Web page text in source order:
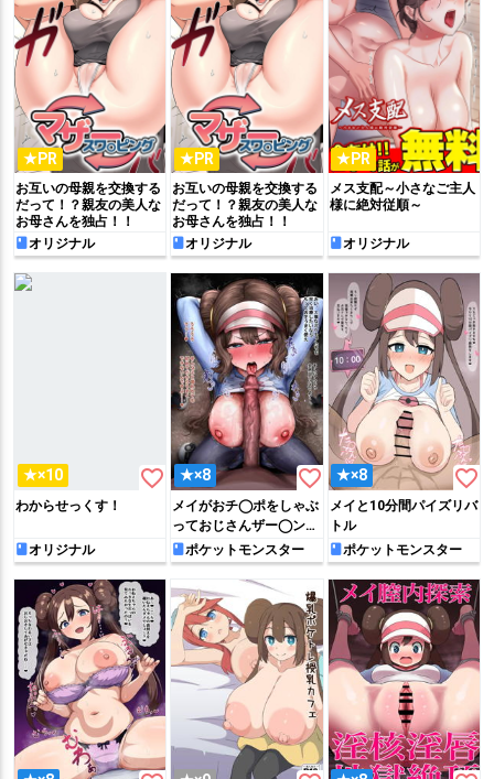
★PR
お互いの母親を交換する
だって！？親友の美人な
お母さんを独占！！
オリジナル
★PR
お互いの母親を交換する
だって！？親友の美人な
お母さんを独占！！
オリジナル
★PR
メス支配～小さなご主人
様に絶対従順～
オリジナル
★×10 favorite_border
わからせっくす！
オリジナル
★×8 favorite_border
メイがおチ◯ポをしゃぶ
っておじさんザー◯ンを
ごっくんする♡
ポケットモンスター
★×8 favorite_border
メイと10分間パイズリバ
トル
ポケットモンスター